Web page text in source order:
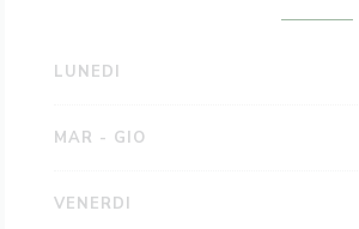
LUNEDI
MAR - GIO
VENERDI